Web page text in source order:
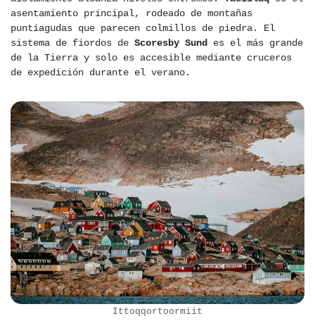
asentamiento principal, rodeado de montañas
puntiagudas que parecen colmillos de piedra. El
sistema de fiordos de Scoresby Sund es el más grande
de la Tierra y solo es accesible mediante cruceros
de expedición durante el verano.
Ittoqqortoormiit